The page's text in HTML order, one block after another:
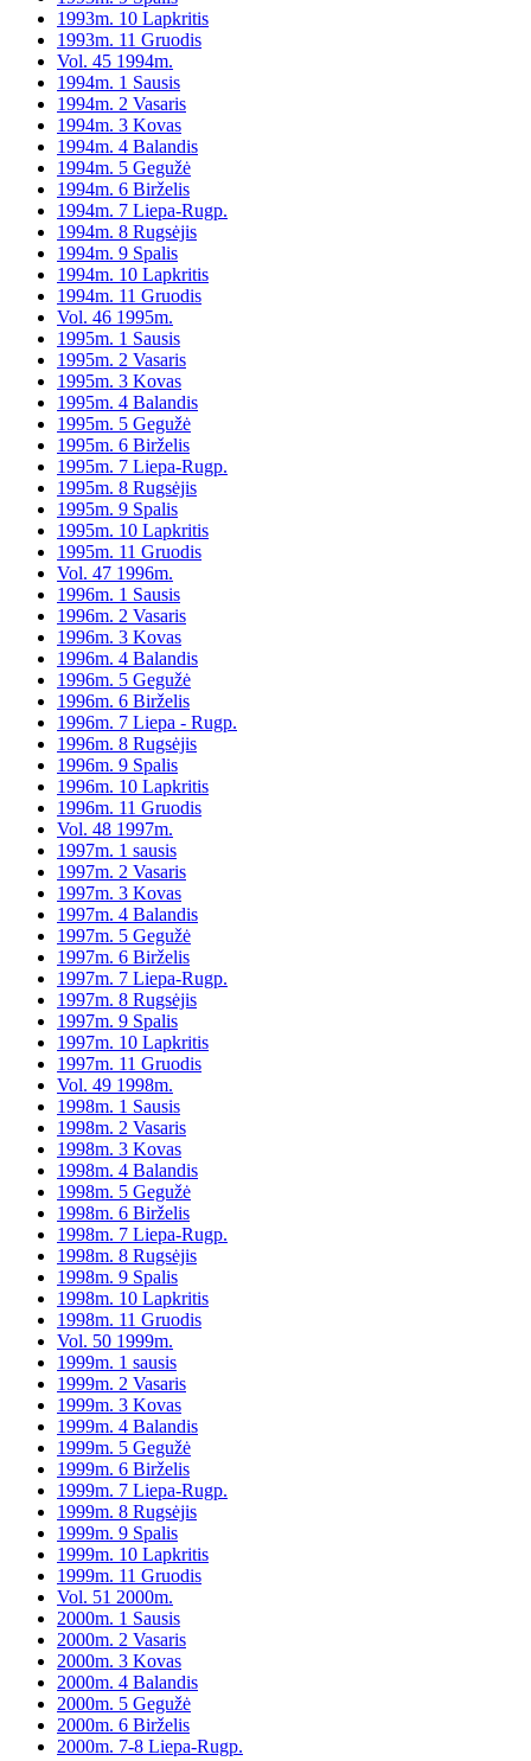
1993m. 10 Lapkritis
1993m. 11 Gruodis
Vol. 45 1994m.
1994m. 1 Sausis
1994m. 2 Vasaris
1994m. 3 Kovas
1994m. 4 Balandis
1994m. 5 Gegužė
1994m. 6 Birželis
1994m. 7 Liepa-Rugp.
1994m. 8 Rugsėjis
1994m. 9 Spalis
1994m. 10 Lapkritis
1994m. 11 Gruodis
Vol. 46 1995m.
1995m. 1 Sausis
1995m. 2 Vasaris
1995m. 3 Kovas
1995m. 4 Balandis
1995m. 5 Gegužė
1995m. 6 Birželis
1995m. 7 Liepa-Rugp.
1995m. 8 Rugsėjis
1995m. 9 Spalis
1995m. 10 Lapkritis
1995m. 11 Gruodis
Vol. 47 1996m.
1996m. 1 Sausis
1996m. 2 Vasaris
1996m. 3 Kovas
1996m. 4 Balandis
1996m. 5 Gegužė
1996m. 6 Birželis
1996m. 7 Liepa - Rugp.
1996m. 8 Rugsėjis
1996m. 9 Spalis
1996m. 10 Lapkritis
1996m. 11 Gruodis
Vol. 48 1997m.
1997m. 1 sausis
1997m. 2 Vasaris
1997m. 3 Kovas
1997m. 4 Balandis
1997m. 5 Gegužė
1997m. 6 Birželis
1997m. 7 Liepa-Rugp.
1997m. 8 Rugsėjis
1997m. 9 Spalis
1997m. 10 Lapkritis
1997m. 11 Gruodis
Vol. 49 1998m.
1998m. 1 Sausis
1998m. 2 Vasaris
1998m. 3 Kovas
1998m. 4 Balandis
1998m. 5 Gegužė
1998m. 6 Birželis
1998m. 7 Liepa-Rugp.
1998m. 8 Rugsėjis
1998m. 9 Spalis
1998m. 10 Lapkritis
1998m. 11 Gruodis
Vol. 50 1999m.
1999m. 1 sausis
1999m. 2 Vasaris
1999m. 3 Kovas
1999m. 4 Balandis
1999m. 5 Gegužė
1999m. 6 Birželis
1999m. 7 Liepa-Rugp.
1999m. 8 Rugsėjis
1999m. 9 Spalis
1999m. 10 Lapkritis
1999m. 11 Gruodis
Vol. 51 2000m.
2000m. 1 Sausis
2000m. 2 Vasaris
2000m. 3 Kovas
2000m. 4 Balandis
2000m. 5 Gegužė
2000m. 6 Birželis
2000m. 7-8 Liepa-Rugp.